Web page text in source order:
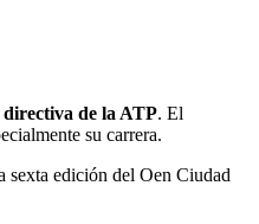
directiva de la ATP. El
su carrera.
sexta edición del Oen Ciudad